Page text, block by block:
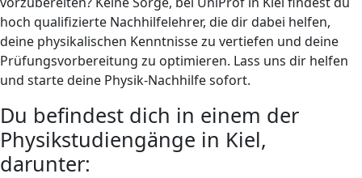
hoch qualifizierte Nachhilfelehrer, die dir dabei helfen,
deine physikalischen Kenntnisse zu vertiefen und deine
Prüfungsvorbereitung zu optimieren. Lass uns dir helfen
und starte deine Physik-Nachhilfe sofort.
Du befindest dich in einem der
Physikstudiengänge in Kiel,
darunter: